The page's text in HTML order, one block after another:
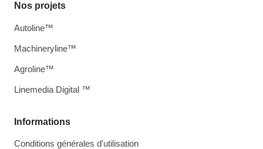
Informations
Conditions générales d'utilisation
Nos projets
Autoline™
Machineryline™
Agroline™
Linemedia Digital ™